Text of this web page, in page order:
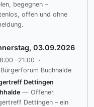
begegnen –
offen und ohne
03.09.2026
–21:00
·
Bürgerforum Buchhalde
Dettingen
— Offener
Dettingen – ein